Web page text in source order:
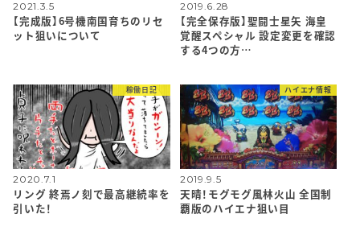
2021.3.5
【完成版】6号機南国育ちのリセ
ット狙いについて
2019.6.28
【完全保存版】聖闘士星矢 海皇
覚醒スペシャル 設定変更を確認
する4つの方…
稼働日記
2020.7.1
リング 終焉ノ刻で最高継続率を
引いた！
ハイエナ情報
2019.9.5
天晴！モグモグ風林火山 全国制
覇版のハイエナ狙い目